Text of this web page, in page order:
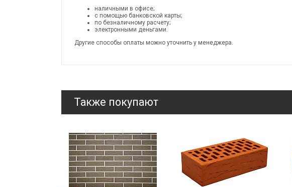
наличными в офисе;
с помощью банковской карты;
по безналичному расчету;
электронными деньгами.
Другие способы оплаты можно уточнить у менеджера.
Также покупают